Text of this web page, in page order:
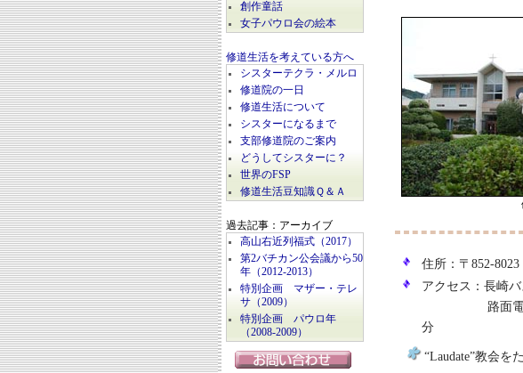
創作童話
女子パウロ会の絵本
修道生活を考えている方へ
シスターテクラ・メルロ
修道院の一日
修道生活について
シスターになるまで
支部修道院のご案内
どうしてシスターに？
世界のFSP
修道生活豆知識Ｑ＆Ａ
過去記事：アーカイブ
高山右近列福式（2017）
第2バチカン公会議から50
年（2012-2013）
特別企画 マザー・テレ
サ（2009）
特別企画 パウロ年
（2008-2009）
住所：〒852-
アクセス：長崎
路面電車①番
分
“Laudate”教会